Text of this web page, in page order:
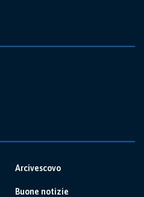
Arcivescovo
Buone notizie